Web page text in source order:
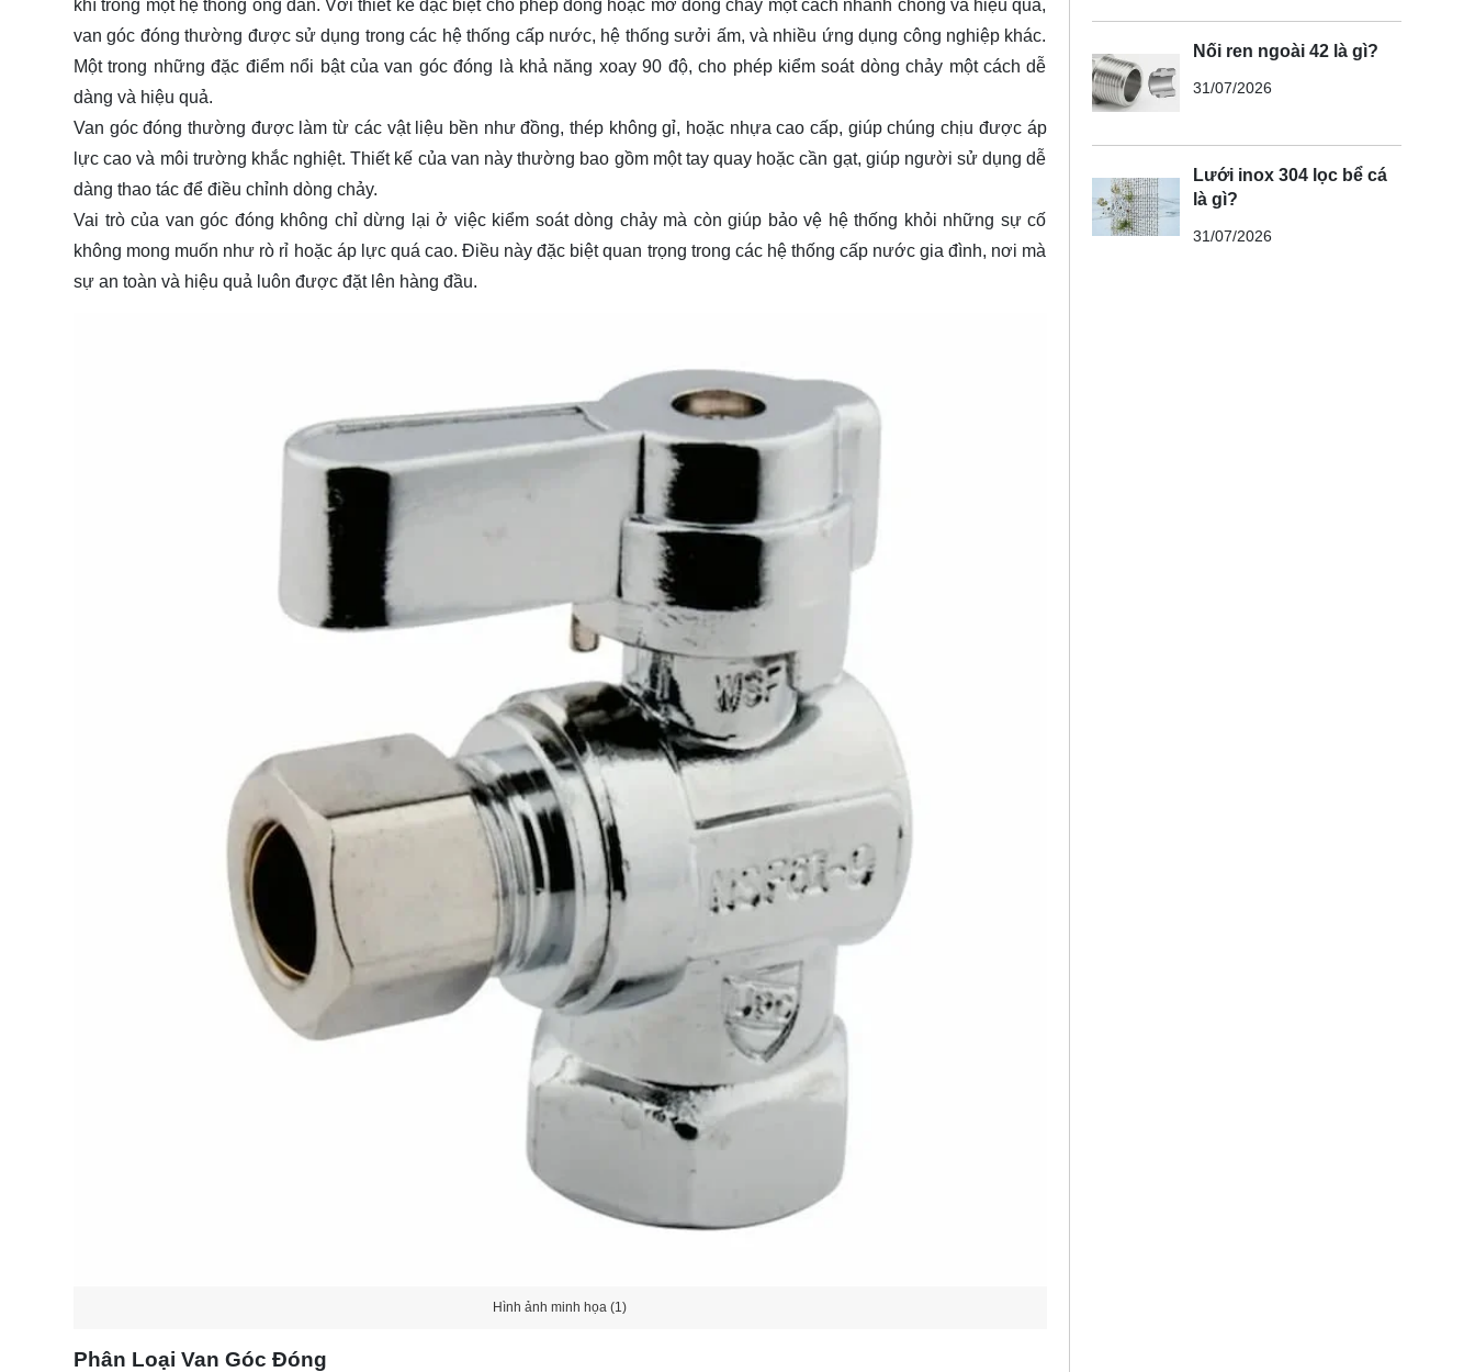
khí trong một hệ thống ống dẫn. Với thiết kế đặc biệt cho phép đóng hoặc mở dòng chảy một cách nhanh chóng và hiệu quả,
van góc đóng thường được sử dụng trong các hệ thống cấp nước, hệ thống sưởi ấm, và nhiều ứng dụng công nghiệp khác.
Một trong những đặc điểm nổi bật của van góc đóng là khả năng xoay 90 độ, cho phép kiểm soát dòng chảy một cách dễ
dàng và hiệu quả.
Van góc đóng thường được làm từ các vật liệu bền như đồng, thép không gỉ, hoặc nhựa cao cấp, giúp chúng chịu được áp
lực cao và môi trường khắc nghiệt. Thiết kế của van này thường bao gồm một tay quay hoặc cần gạt, giúp người sử dụng dễ
dàng thao tác để điều chỉnh dòng chảy.
Vai trò của van góc đóng không chỉ dừng lại ở việc kiểm soát dòng chảy mà còn giúp bảo vệ hệ thống khỏi những sự cố
không mong muốn như rò rỉ hoặc áp lực quá cao. Điều này đặc biệt quan trọng trong các hệ thống cấp nước gia đình, nơi mà
sự an toàn và hiệu quả luôn được đặt lên hàng đầu.
Hình ảnh minh họa (1)
Phân Loại Van Góc Đóng
Nối ren ngoài 42 là gì?
31/07/2026
Lưới inox 304 lọc bể cá
là gì?
31/07/2026